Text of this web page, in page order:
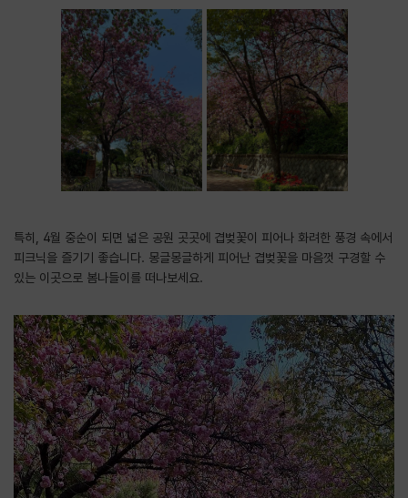
특히, 4월 중순이 되면 넓은 공원 곳곳에 겹벚꽃이 피어나 화려한 풍경 속에서
피크닉을 즐기기 좋습니다. 몽글몽글하게 피어난 겹벚꽃을 마음껏 구경할 수
있는 이곳으로 봄나들이를 떠나보세요.